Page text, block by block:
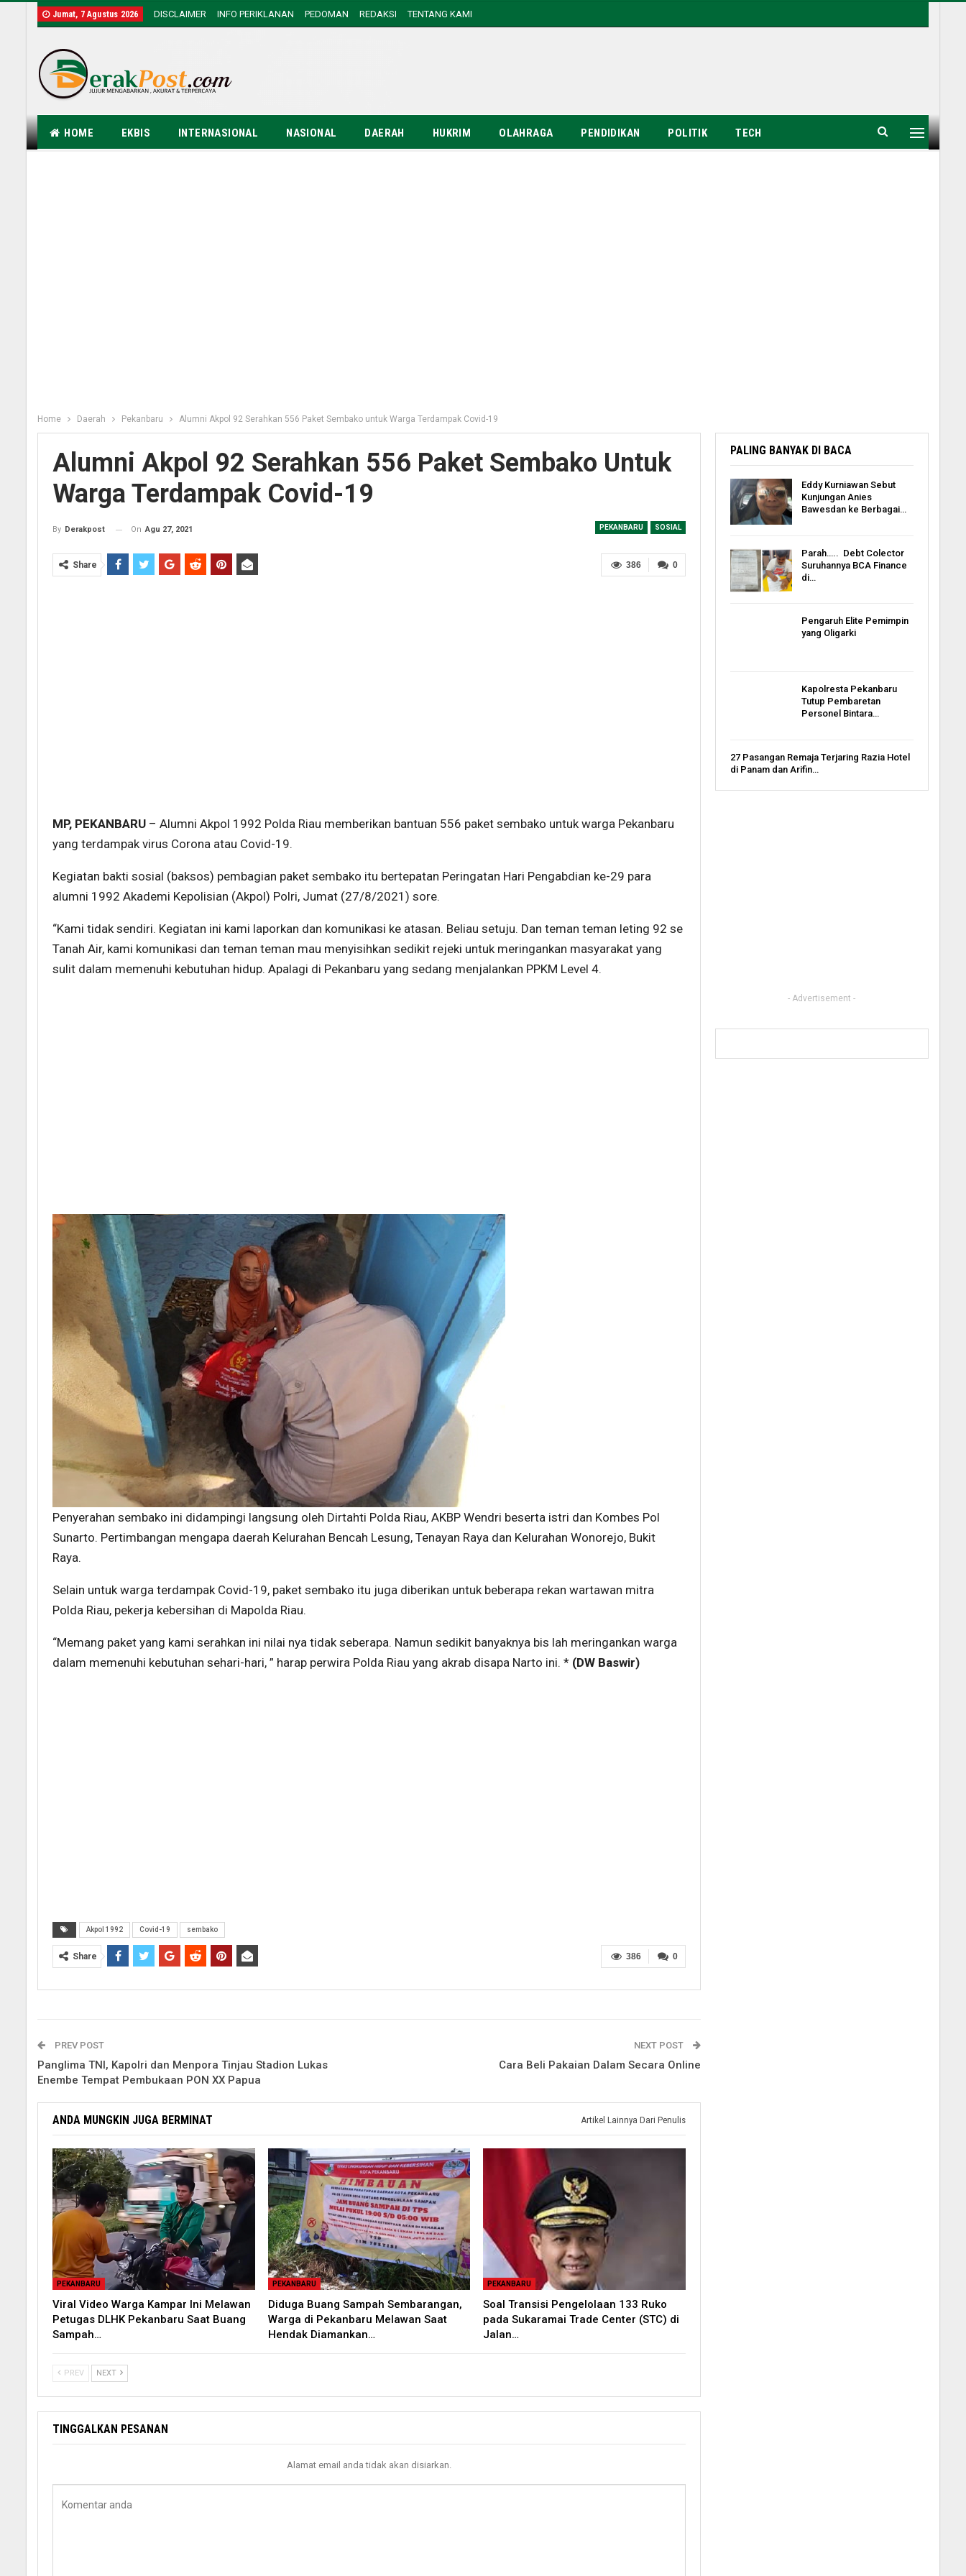
Jumat, 7 Agustus 2026 DISCLAIMER INFO PERIKLANAN PEDOMAN REDAKSI TENTANG KAMI
HOME EKBIS INTERNASIONAL NASIONAL DAERAH HUKRIM OLAHRAGA PENDIDIKAN POLITIK TECH
Home Daerah Pekanbaru Alumni Akpol 92 Serahkan 556 Paket Sembako untuk Warga Terdampak Covid-19
Alumni Akpol 92 Serahkan 556 Paket Sembako Untuk
Warga Terdampak Covid-19
PEKANBARU SOSIAL
By Derakpost On Agu 27, 2021
0
386
Share
MP, PEKANBARU – Alumni Akpol 1992 Polda Riau memberikan bantuan 556 paket sembako untuk warga Pekanbaru
yang terdampak virus Corona atau Covid-19.
Kegiatan bakti sosial (baksos) pembagian paket sembako itu bertepatan Peringatan Hari Pengabdian ke-29 para
alumni 1992 Akademi Kepolisian (Akpol) Polri, Jumat (27/8/2021) sore.
“Kami tidak sendiri. Kegiatan ini kami laporkan dan komunikasi ke atasan. Beliau setuju. Dan teman teman leting 92 se
Tanah Air, kami komunikasi dan teman teman mau menyisihkan sedikit rejeki untuk meringankan masyarakat yang
sulit dalam memenuhi kebutuhan hidup. Apalagi di Pekanbaru yang sedang menjalankan PPKM Level 4.
Penyerahan sembako ini didampingi langsung oleh Dirtahti Polda Riau, AKBP Wendri beserta istri dan Kombes Pol
Sunarto. Pertimbangan mengapa daerah Kelurahan Bencah Lesung, Tenayan Raya dan Kelurahan Wonorejo, Bukit
Raya.
Selain untuk warga terdampak Covid-19, paket sembako itu juga diberikan untuk beberapa rekan wartawan mitra
Polda Riau, pekerja kebersihan di Mapolda Riau.
“Memang paket yang kami serahkan ini nilai nya tidak seberapa. Namun sedikit banyaknya bis lah meringankan warga
dalam memenuhi kebutuhan sehari-hari, ” harap perwira Polda Riau yang akrab disapa Narto ini. * (DW Baswir)
Akpol 1992 Covid-19 sembako
0
386
Share
PREV POST
Panglima TNI, Kapolri dan Menpora Tinjau Stadion Lukas
Enembe Tempat Pembukaan PON XX Papua
NEXT POST
Cara Beli Pakaian Dalam Secara Online
ANDA MUNGKIN JUGA BERMINAT Artikel Lainnya Dari Penulis
PEKANBARU
Viral Video Warga Kampar Ini Melawan
Petugas DLHK Pekanbaru Saat Buang
Sampah…
PEKANBARU
Diduga Buang Sampah Sembarangan,
Warga di Pekanbaru Melawan Saat
Hendak Diamankan…
PEKANBARU
Soal Transisi Pengelolaan 133 Ruko
pada Sukaramai Trade Center (STC) di
Jalan…
PREV NEXT
TINGGALKAN PESANAN
Alamat email anda tidak akan disiarkan.
PALING BANYAK DI BACA
Eddy Kurniawan Sebut
Kunjungan Anies
Bawesdan ke Berbagai…
Parah….. Debt Colector
Suruhannya BCA Finance
di…
Pengaruh Elite Pemimpin
yang Oligarki
Kapolresta Pekanbaru
Tutup Pembaretan
Personel Bintara…
27 Pasangan Remaja Terjaring Razia Hotel
di Panam dan Arifin…
- Advertisement -